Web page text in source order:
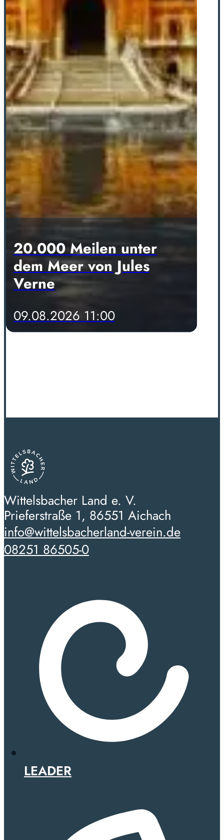
20.000 Meilen unter
dem Meer von Jules
Verne
09.08.2026 11:00
Wittelsbacher Land e. V.
Prieferstraße 1, 86551 Aichach
info@wittelsbacherland-verein.de
08251 86505-0
LEADER